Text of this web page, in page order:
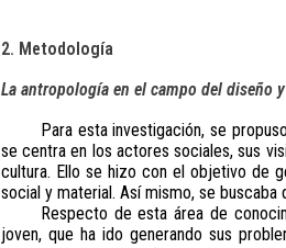
2. Metodología
La antropología en el campo del diseño
Para esta investigación, se
se centra en los actores sociales, sus
cultura. Ello se hizo con el objetivo de
social y material. Así mismo, se
Respecto de esta área de
joven, que ha ido generando sus